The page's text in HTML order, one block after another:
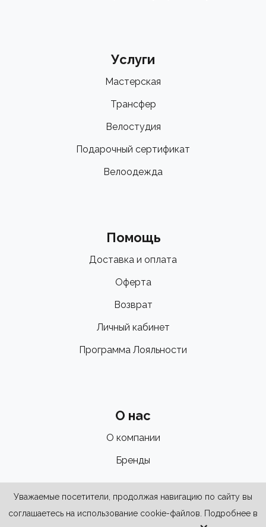
Услуги
Мастерская
Трансфер
Велостудия
Подарочный сертификат
Велоодежда
Помощь
Доставка и оплата
Оферта
Возврат
Личный кабинет
Программа Лояльности
О нас
О компании
Бренды
Уважаемые посетители, продолжая навигацию по сайту вы
соглашаетесь на использование cookie-файлов. Подробнее в